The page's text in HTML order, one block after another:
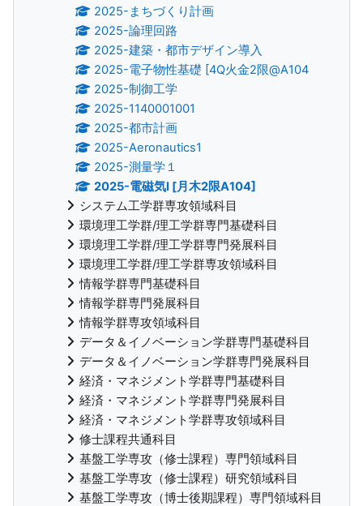
2025-まちづくり計画
2025-論理回路
2025-建築・都市デザイン導入
2025-電子物性基礎 [4Q火金2限@A104
2025-制御工学
2025-1140001001
2025-都市計画
2025-Aeronautics1
2025-測量学１
2025-電磁気Ⅰ [月木2限A104]
システム工学群専攻領域科目
環境理工学群/理工学群専門基礎科目
環境理工学群/理工学群専門発展科目
環境理工学群/理工学群専攻領域科目
情報学群専門基礎科目
情報学群専門発展科目
情報学群専攻領域科目
データ＆イノベーション学群専門基礎科目
データ＆イノベーション学群専門発展科目
経済・マネジメント学群専門基礎科目
経済・マネジメント学群専門発展科目
経済・マネジメント学群専攻領域科目
修士課程共通科目
基盤工学専攻（修士課程）専門領域科目
基盤工学専攻（修士課程）研究領域科目
基盤工学専攻（博士後期課程）専門領域科目